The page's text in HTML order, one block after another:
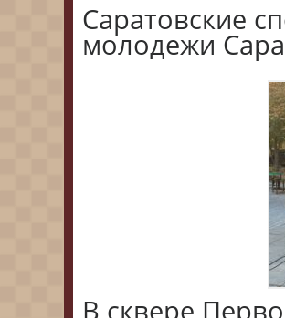
Саратовские
молодежи
В сквере